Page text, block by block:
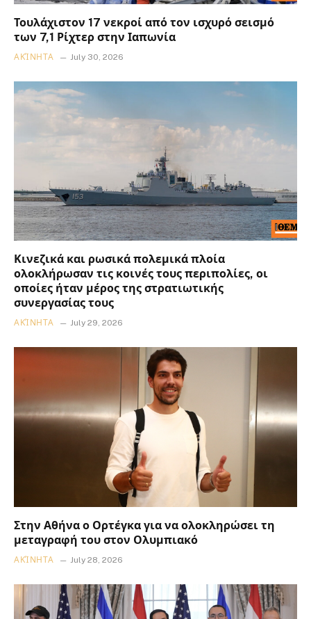
Τουλάχιστον 17 νεκροί από τον ισχυρό σεισμό
των 7,1 Ρίχτερ στην Ιαπωνία
ΑΚΊΝΗΤΑ July 30, 2026
Κινεζικά και ρωσικά πολεμικά πλοία
ολοκλήρωσαν τις κοινές τους περιπολίες, οι
οποίες ήταν μέρος της στρατιωτικής
συνεργασίας τους
ΑΚΊΝΗΤΑ July 29, 2026
Στην Αθήνα ο Ορτέγκα για να ολοκληρώσει τη
μεταγραφή του στον Ολυμπιακό
ΑΚΊΝΗΤΑ July 28, 2026